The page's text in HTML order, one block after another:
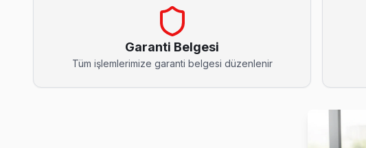
100. Yıl semtindeki Loewe TV sorunları için kapıya kadar servis. Panel
100. Yıl Loewe Açılmıyor Arıza →
15 Temmuz Loewe Servis
15 Temmuz mahallesinde Loewe TV arızaları için aynı gün randevu.
Garanti Belgesi
Tüm işlemlerimize garanti belgesi düzenlenir